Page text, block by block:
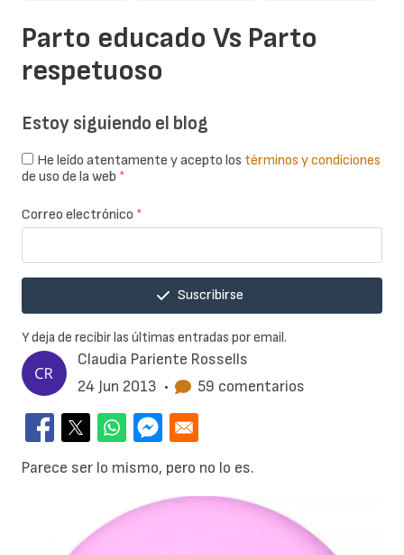
Claudia Pariente Rossells
24 Jun 2013 • 59 comentarios
Parto educado Vs Parto
respetuoso
Parece ser lo mismo, pero no lo es.
Estoy siguiendo el blog
He leído atentamente y acepto los términos y condiciones
de uso de la web *
Correo electrónico *
Suscribirse
Y deja de recibir las últimas entradas por email.